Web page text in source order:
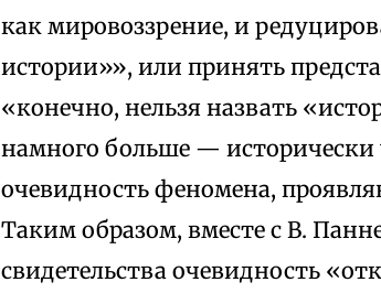
как мировоззрение, и
истории»», или принять
«конечно, нельзя назвать
намного больше —
очевидность феномена,
Таким образом, вместе с В.
свидетельства очевидность